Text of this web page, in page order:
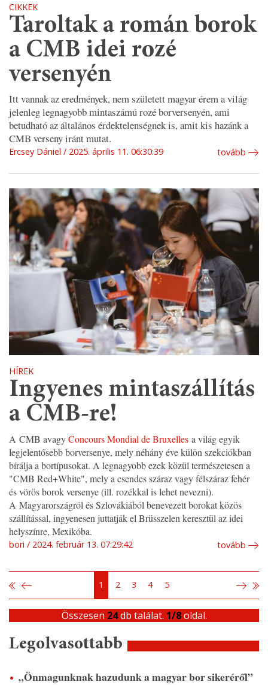
CIKKEK
Taroltak a román borok
a CMB idei rozé
versenyén
Itt vannak az eredmények, nem született magyar érem a világ
jelenleg legnagyobb mintaszámú rozé borversenyén, ami
betudható az általános érdektelenségnek is, amit kis hazánk a
CMB verseny iránt mutat.
Ercsey Dániel 2025. április 11. 06:30:39 tovább
HÍREK
Ingyenes mintaszállítás
a CMB-re!
A CMB avagyConcours Mondial de Bruxelles a világ egyik
legjelentősebb borversenye, mely néhány éve külön szekciókban
bírálja a bortípusokat. A legnagyobb ezek közül természetesen a
"CMB Red+White", mely a csendes száraz vagy félszáraz fehér
és vörös borok versenye (ill. rozékkal is lehet nevezni).
A Magyarországról és Szlovákiából benevezett borokat közös
szállítással, ingyenesen juttatják el Brüsszelen keresztül az idei
helyszínre, Mexikóba.
bori 2024. február 13. 07:29:42 tovább
1 2 3 4 5
Összesen 24db találat. 1/8oldal.
Legolvasottabb
„Önmagunknak hazudunk a magyar bor sikeréről”